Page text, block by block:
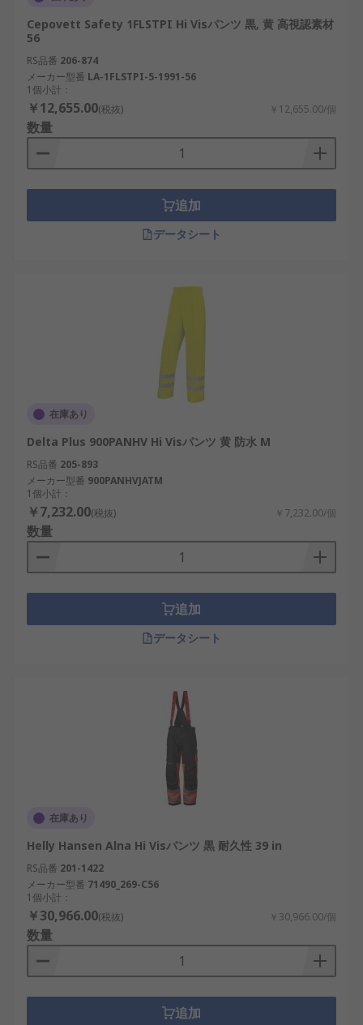
Cepovett Safety 1FLSTPI Hi Visパンツ 黒, 黄 高視認素材
56
RS品番 206-874
メーカー型番 LA-1FLSTPI-5-1991-56
1個小計：
￥12,655.00(税抜) ￥12,655.00/個
数量
追加
データシート
在庫あり
Delta Plus 900PANHV Hi Visパンツ 黄 防水 M
RS品番 205-893
メーカー型番 900PANHVJATM
1個小計：
￥7,232.00(税抜) ￥7,232.00/個
数量
追加
データシート
在庫あり
Helly Hansen Alna Hi Visパンツ 黒 耐久性 39 in
RS品番 201-1422
メーカー型番 71490_269-C56
1個小計：
￥30,966.00(税抜) ￥30,966.00/個
数量
追加